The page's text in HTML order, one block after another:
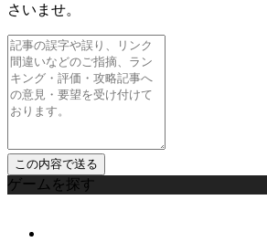
さいませ。
ゲームを探す